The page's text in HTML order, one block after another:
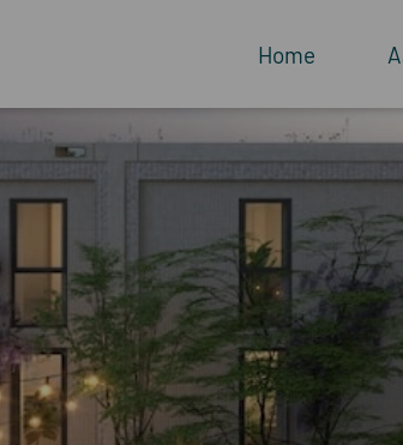
Home